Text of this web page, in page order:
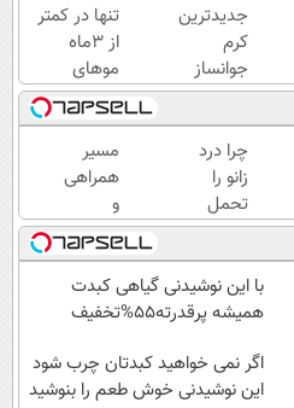
جدیدترین
کرم
جوانساز
حاوی
جلبک
اسپیرولینا!
( لینک
خرید با
تخفیف
ویژه)
تنها در کمتر
از 3ماه
موهای
پرپشت به
خود هدیه
دهید🌱
شامپوجلبک40%تخفیف
چرا درد
زانو را
تحمل
می‌کنی؟
خیلی
ساده
درمنزل
کن
مسیر
همراهی
و
گزارش
عملکرد
گروه
اسنپ
۱۴۰۴
با این نوشیدنی گیاهی کبدت
همیشه پرقدرته55%تخفیف
اگر نمی خواهید کبدتان چرب شود
این نوشیدنی خوش طعم را بنوشید